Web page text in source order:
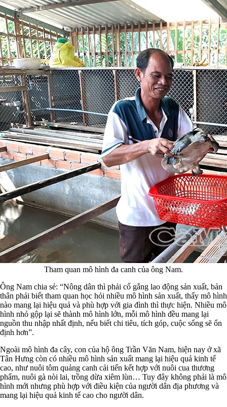
Tham quan mô hình đa canh của ông Nam.
Ông Nam chia sẻ: “Nông dân thì phải cố gắng lao động sản xuất, bản
thân phải biết tham quan học hỏi nhiều mô hình sản xuất, thấy mô hình
nào mang lại hiệu quả và phù hợp với gia đình thì thực hiện. Nhiều mô
hình nhỏ gộp lại sẽ thành mô hình lớn, mỗi mô hình đều mang lại
nguồn thu nhập nhất định, nếu biết chi tiêu, tích góp, cuộc sống sẽ ổn
định hơn”.
Ngoài mô hình đa cây, con của hộ ông Trần Văn Nam, hiện nay ở xã
Tân Hưng còn có nhiều mô hình sản xuất mang lại hiệu quả kinh tế
cao, như nuôi tôm quảng canh cải tiến kết hợp với nuôi cua thương
phẩm, nuôi gà nòi lai, trồng dừa xiêm lùn… Tuy đây không phải là mô
hình mới nhưng phù hợp với điều kiện của người dân địa phương và
mang lại hiệu quả kinh tế cao cho người dân.